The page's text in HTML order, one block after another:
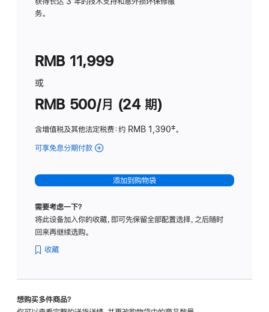
务。
RMB 11,999
或
RMB 500/月 (24 期)
含增值税及其他法定税费：约 RMB 1,390脚
‡。
可享免息分期付款 (Studio
-
标
璃
添加到购物袋
需要考虑一下？
将此设备加入你的收藏，即可先保留全部配置选择，之后随时
回来再继续选购。
收藏
想购买多件商品？